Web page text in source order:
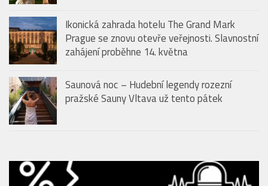
Ikonická zahrada hotelu The Grand Mark
Prague se znovu otevře veřejnosti. Slavnostní
zahájení proběhne 14. května
Saunová noc – Hudební legendy rozezní
pražské Sauny Vltava už tento pátek